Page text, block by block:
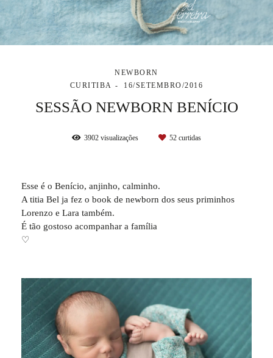
NEWBORN
CURITIBA
16/SETEMBRO/2016
SESSÃO NEWBORN BENÍCIO
3902 visualizações 52 curtidas
Esse é o Benício, anjinho, calminho.
A titia Bel ja fez o book de newborn dos seus priminhos
Lorenzo e Lara também.
É tão gostoso acompanhar a família
♡